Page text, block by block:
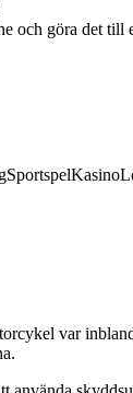
och göra det
SportspelKasino
var